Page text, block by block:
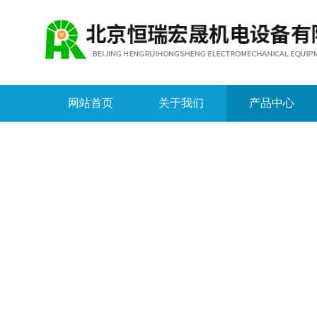
网站首页 关于我们 产品中心